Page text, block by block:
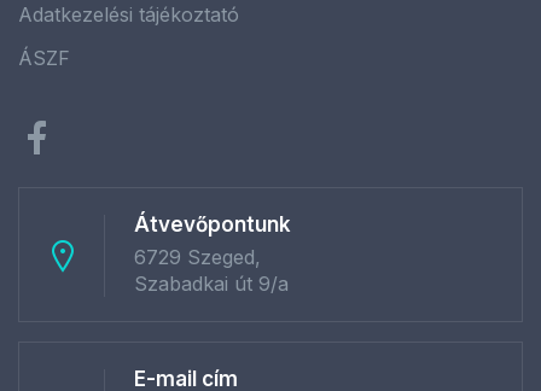
Adatkezelési tájékoztató
ÁSZF
Átvevőpontunk
6729 Szeged,
Szabadkai út 9/a
E-mail cím